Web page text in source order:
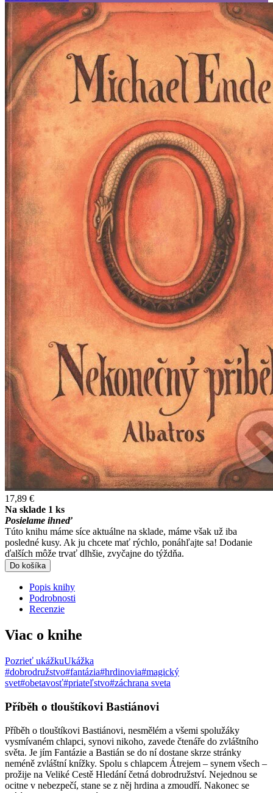
17,89 €
Na sklade 1 ks
Posielame ihneď
Túto knihu máme síce aktuálne na sklade, máme však už iba
posledné kusy. Ak ju chcete mať rýchlo, ponáhľajte sa! Dodanie
ďalších môže trvať dlhšie, zvyčajne do týždňa.
Do košíka
Popis knihy
Podrobnosti
Recenzie
Viac o knihe
Pozrieť ukážkuUkážka
#dobrodružstvo#fantázia#hrdinovia#magický
svet#obetavosť#priateľstvo#záchrana sveta
Příběh o tlouštíkovi Bastiánovi
Příběh o tlouštíkovi Bastiánovi, nesmělém a všemi spolužáky
vysmívaném chlapci, synovi nikoho, zavede čtenáře do zvláštního
světa. Je jím Fantázie a Bastián se do ní dostane skrze stránky
neméně zvláštní knížky. Spolu s chlapcem Átrejem – synem všech –
prožije na Veliké Cestě Hledání četná dobrodružství. Nejednou se
ocitne v nebezpečí, stane se z něj hrdina a zmoudří. Nakonec se